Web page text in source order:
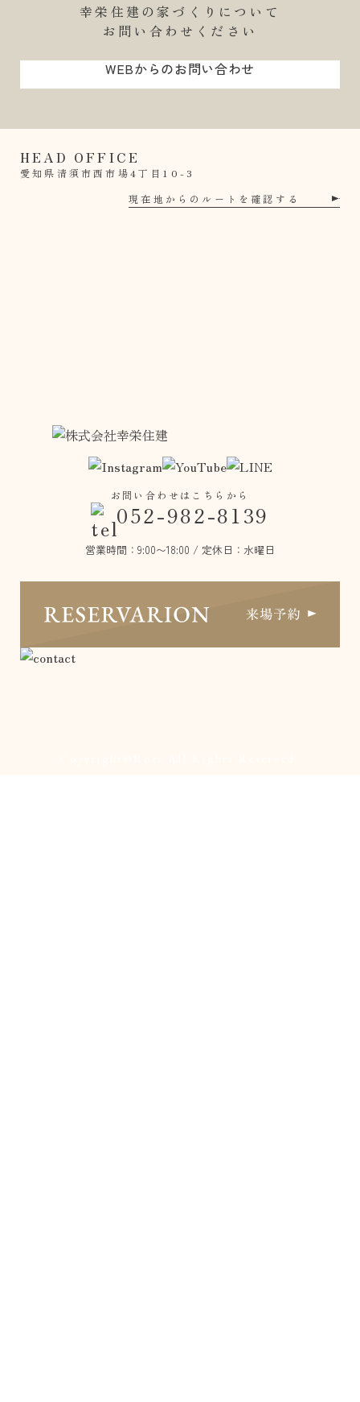
幸栄住建の家づくりについて
お問い合わせください
WEBからのお問い合わせ
HEAD OFFICE
愛知県清須市西市場4丁目10-3
現在地からのルートを確認する
お問い合わせはこちらから
052-982-8139
営業時間： 9:00〜18:00 / 定休日：水曜日